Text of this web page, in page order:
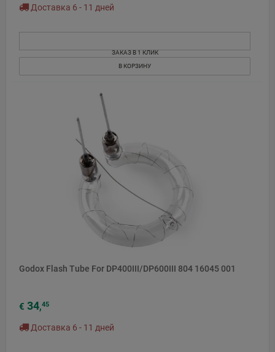
Доставка 6 - 11 дней
ЗАКАЗ В 1 КЛИК
В КОРЗИНУ
Godox Flash Tube For DP400III/DP600III 804 16045 001
€ 34,45
Доставка 6 - 11 дней